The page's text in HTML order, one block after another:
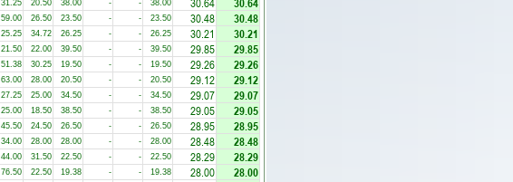
31.25 20.50 38.00 - - 38.00
59.00 26.50 23.50 - - 23.50 30.48 30.48
25.25 34.72 26.25 - - 26.25 30.21 30.21
21.50 22.00 39.50 - - 39.50 29.85 29.85
51.38 30.25 19.50 - - 19.50 29.26 29.26
63.00 28.00 20.50 - - 20.50 29.12 29.12
27.25 25.00 34.50 - - 34.50 29.07 29.07
25.00 18.50 38.50 - - 38.50 29.05 29.05
45.50 24.50 26.50 - - 26.50 28.95 28.95
34.00 28.00 28.00 - - 28.00 28.48 28.48
44.00 31.50 22.50 - - 22.50 28.29 28.29
76.50 22.50 19.38 - - 19.38 28.00 28.00